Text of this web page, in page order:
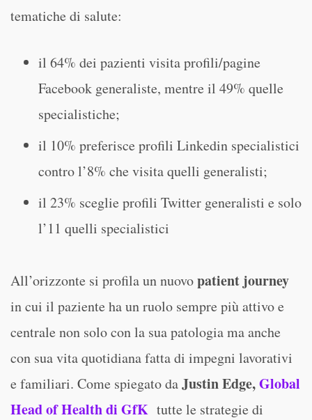
tematiche di salute:
il 64% dei pazienti visita profili/pagine
Facebook generaliste, mentre il 49% quelle
specialistiche;
il 10% preferisce profili Linkedin specialistici
contro l’8% che visita quelli generalisti;
il 23% sceglie profili Twitter generalisti e solo
l’11 quelli specialistici
All’orizzonte si profila un nuovopatient journey
in cui il paziente ha un ruolo sempre più attivo e
centrale non solo con la sua patologia ma anche
con sua vita quotidiana fatta di impegni lavorativi
e familiari. Come spiegato daJustin Edge,Global
Head of Health di GfK tutte le strategie di